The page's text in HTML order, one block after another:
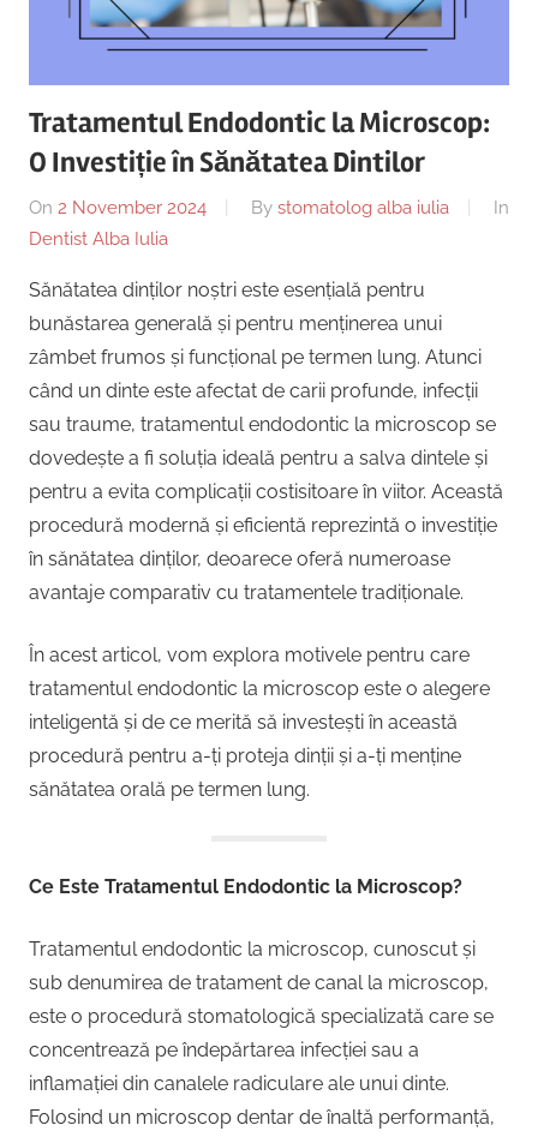
Centru
Implantologie
Dentist,
Lăncrănjan
19,
România
+40754463365
Tratamentul Endodontic la Microscop:
O Investiție în Sănătatea Dintilor
On 2 November 2024 By stomatolog alba iulia
In
Dentist Alba Iulia
Sănătatea dinților noștri este esențială pentru
bunăstarea generală și pentru menținerea unui
zâmbet frumos și funcțional pe termen lung. Atunci
când un dinte este afectat de carii profunde, infecții
sau traume, tratamentul endodontic la microscop se
dovedește a fi soluția ideală pentru a salva dintele și
pentru a evita complicații costisitoare în viitor. Această
procedură modernă și eficientă reprezintă o investiție
în sănătatea dinților, deoarece oferă numeroase
avantaje comparativ cu tratamentele tradiționale.
În acest articol, vom explora motivele pentru care
tratamentul endodontic la microscop este o alegere
inteligentă și de ce merită să investești în această
procedură pentru a-ți proteja dinții și a-ți menține
sănătatea orală pe termen lung.
Ce Este Tratamentul Endodontic la Microscop?
Tratamentul endodontic la microscop, cunoscut și
sub denumirea de tratament de canal la microscop,
este o procedură stomatologică specializată care se
concentrează pe îndepărtarea infecției sau a
inflamației din canalele radiculare ale unui dinte.
Folosind un microscop dentar de înaltă performanță,